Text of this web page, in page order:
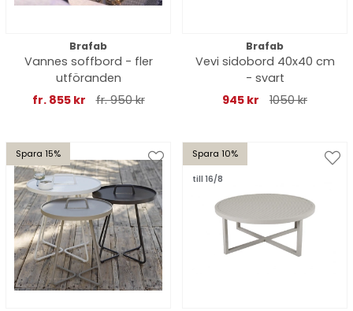
Brafab
Vannes soffbord - fler
utföranden
fr. 855 kr
fr. 950 kr
Brafab
Vevi sidobord 40x40 cm
- svart
945 kr
1050 kr
Spara 15% Spara 10%
till 16/8